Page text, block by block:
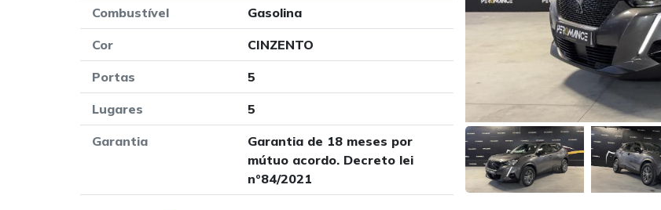
Combustível Gasolina
Cor CINZENTO
Portas 5
Lugares 5
Garantia
Garantia de 18 meses por
mútuo acordo. Decreto lei
nº84/2021